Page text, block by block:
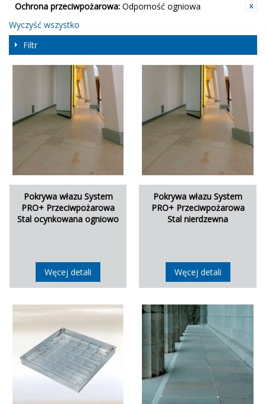
Ochrona przeciwpożarowa: Odporność ogniowa
Wyczyść wszystko
Filtr
Pokrywa włazu System
PRO+ Przeciwpożarowa
Stal ocynkowana ogniowo
Węcej detali
Pokrywa włazu System
PRO+ Przeciwpożarowa
Stal nierdzewna
Węcej detali